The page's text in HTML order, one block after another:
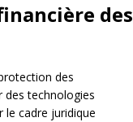
des
des
des technologies
le cadre juridique